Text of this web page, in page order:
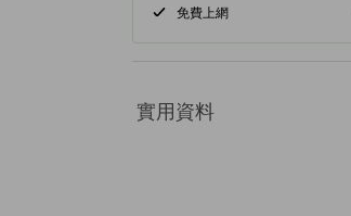
免費上網
實用資料